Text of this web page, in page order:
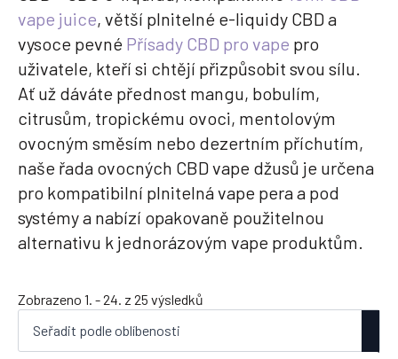
vape juice, větší plnitelné e-liquidy CBD a
vysoce pevné Přísady CBD pro vape pro
uživatele, kteří si chtějí přizpůsobit svou sílu.
Ať už dáváte přednost mangu, bobulím,
citrusům, tropickému ovoci, mentolovým
ovocným směsím nebo dezertním příchutím,
naše řada ovocných CBD vape džusů je určena
pro kompatibilní plnitelná vape pera a pod
systémy a nabízí opakovaně použitelnou
alternativu k jednorázovým vape produktům.
Zobrazeno 1. - 24. z 25 výsledků